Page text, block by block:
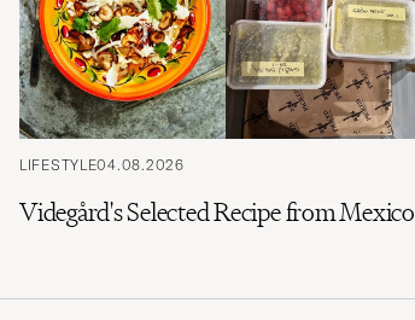
LIFESTYLE04.08.2026
Videgård's Selected Recipe from Mexico